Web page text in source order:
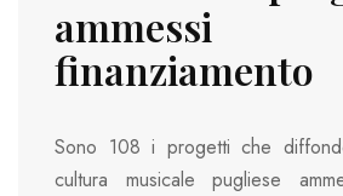
finanziamento
Sono 108 i progetti che
cultura musicale pugliese